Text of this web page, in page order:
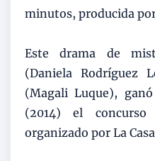
minutos, producida
Este drama de
(Daniela Rodríguez
(Magali Luque),
(2014) el concurso
organizado por La